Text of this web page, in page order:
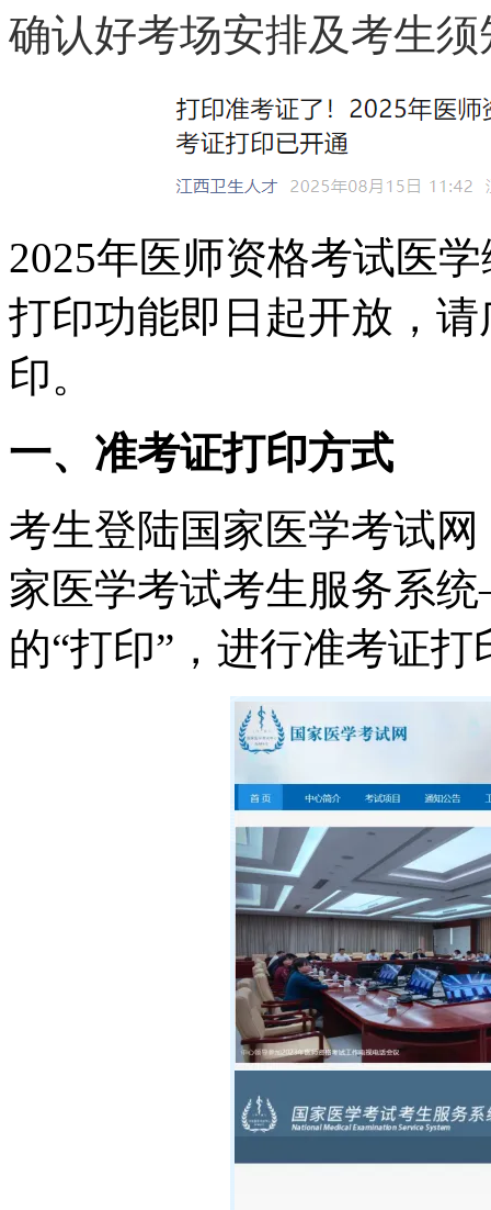
确认好考场安排及考生须
2025年医师资格考试医
打印功能即日起开放，
印。
一、准考证打印方式
考生登陆国家医学考试网
家医学考试考生服务系
的“打印”，进行准考证